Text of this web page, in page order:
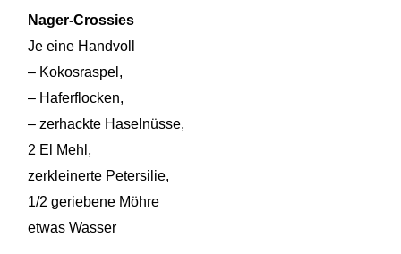
Nager-Crossies
Je eine Handvoll
– Kokosraspel,
– Haferflocken,
– zerhackte Haselnüsse,
2 El Mehl,
zerkleinerte Petersilie,
1/2 geriebene Möhre
etwas Wasser